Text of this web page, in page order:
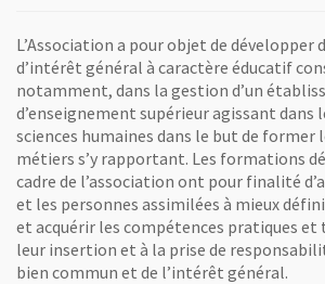
L’Association a pour objet de développer
d’intérêt général à caractère éducatif
notamment, dans la gestion d’un
d’enseignement supérieur agissant dans
sciences humaines dans le but de former
métiers s’y rapportant. Les formations
cadre de l’association ont pour finalité
et les personnes assimilées à mieux
et acquérir les compétences pratiques et
leur insertion et à la prise de
bien commun et de l’intérêt général.